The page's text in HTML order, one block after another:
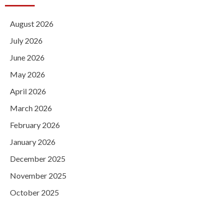
August 2026
July 2026
June 2026
May 2026
April 2026
March 2026
February 2026
January 2026
December 2025
November 2025
October 2025